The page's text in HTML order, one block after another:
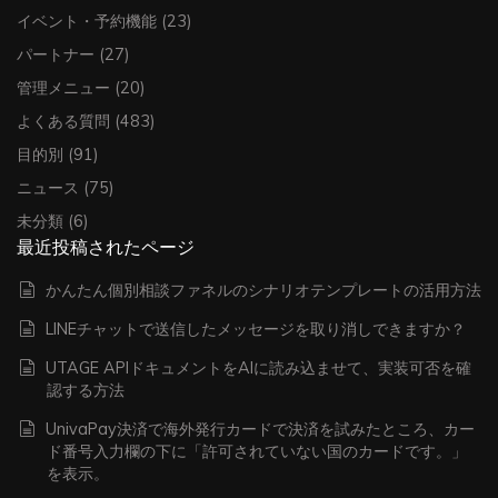
イベント・予約機能 (23)
パートナー (27)
管理メニュー (20)
よくある質問 (483)
目的別 (91)
ニュース (75)
未分類 (6)
最近投稿されたページ
かんたん個別相談ファネルのシナリオテンプレートの活用方法
LINEチャットで送信したメッセージを取り消しできますか？
UTAGE APIドキュメントをAIに読み込ませて、実装可否を確
認する方法
UnivaPay決済で海外発行カードで決済を試みたところ、カー
ド番号入力欄の下に「許可されていない国のカードです。」
を表示。